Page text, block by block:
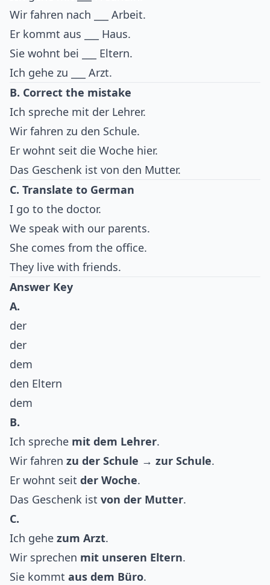
Wir fahren nach ___ Arbeit.
Er kommt aus ___ Haus.
Sie wohnt bei ___ Eltern.
Ich gehe zu ___ Arzt.
B. Correct the mistake
Ich spreche mit der Lehrer.
Wir fahren zu den Schule.
Er wohnt seit die Woche hier.
Das Geschenk ist von den Mutter.
C. Translate to German
I go to the doctor.
We speak with our parents.
She comes from the office.
They live with friends.
Answer Key
A.
der
der
dem
den Eltern
dem
B.
Ich spreche mit dem Lehrer.
Wir fahren zu der Schule → zur Schule.
Er wohnt seit der Woche.
Das Geschenk ist von der Mutter.
C.
Ich gehe zum Arzt.
Wir sprechen mit unseren Eltern.
Sie kommt aus dem Büro.